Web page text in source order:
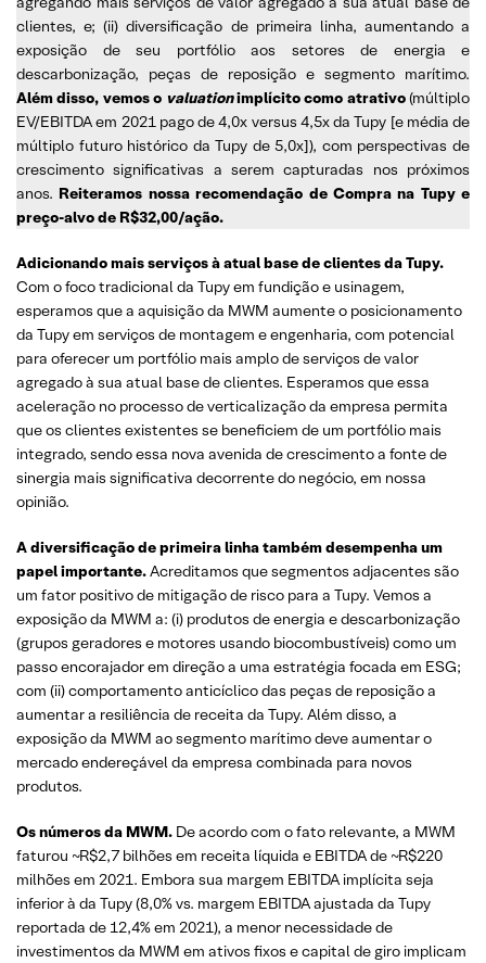
clientes, e; (ii) diversificação de primeira linha, aumentando a
exposição de seu portfólio aos setores de energia e
descarbonização, peças de reposição e segmento marítimo.
Além disso, vemos o valuationimplícito como atrativo(múltiplo
EV/EBITDA em 2021 pago de 4,0x versus 4,5x da Tupy [e média de
múltiplo futuro histórico da Tupy de 5,0x]), com perspectivas de
crescimento significativas a serem capturadas nos próximos
anos. Reiteramos nossa recomendação de Compra na Tupy e
preço-alvo de R$32,00/ação.
Adicionando mais serviços à atual base de clientes da Tupy.
Com o foco tradicional da Tupy em fundição e usinagem,
esperamos que a aquisição da MWM aumente o posicionamento
da Tupy em serviços de montagem e engenharia, com potencial
para oferecer um portfólio mais amplo de serviços de valor
agregado à sua atual base de clientes. Esperamos que essa
aceleração no processo de verticalização da empresa permita
que os clientes existentes se beneficiem de um portfólio mais
integrado, sendo essa nova avenida de crescimento a fonte de
sinergia mais significativa decorrente do negócio, em nossa
opinião.
A diversificação de primeira linha também desempenha um
papel importante.Acreditamos que segmentos adjacentes são
um fator positivo de mitigação de risco para a Tupy. Vemos a
exposição da MWM a: (i) produtos de energia e descarbonização
(grupos geradores e motores usando biocombustíveis) como um
passo encorajador em direção a uma estratégia focada em ESG;
com (ii) comportamento anticíclico das peças de reposição a
aumentar a resiliência de receita da Tupy. Além disso, a
exposição da MWM ao segmento marítimo deve aumentar o
mercado endereçável da empresa combinada para novos
produtos.
Os números da MWM. De acordo com o fato relevante, a MWM
faturou ~R$2,7 bilhões em receita líquida e EBITDA de ~R$220
milhões em 2021. Embora sua margem EBITDA implícita seja
inferior à da Tupy (8,0% vs. margem EBITDA ajustada da Tupy
reportada de 12,4% em 2021), a menor necessidade de
investimentos da MWM em ativos fixos e capital de giro implicam